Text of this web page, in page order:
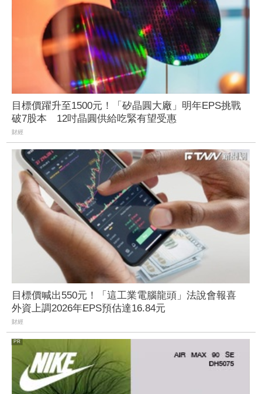
目標價躍升至1500元！「矽晶圓大廠」明年EPS挑戰
破7股本 12吋晶圓供給吃緊有望受惠
財經
目標價喊出550元！「這工業電腦龍頭」法說會報喜
外資上調2026年EPS預估達16.84元
財經